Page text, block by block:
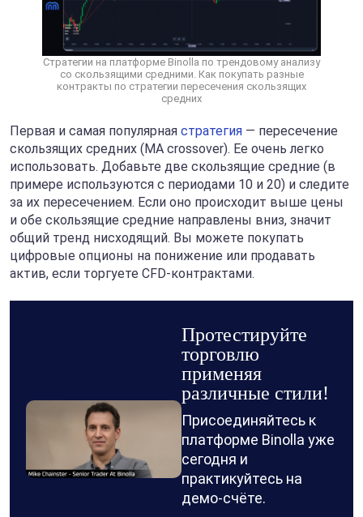
Стратегии на платформе Binolla по трендовому анализу
со скользящими средними. Как покупать разные
контракты по стратегии пересечения скользящих
средних
Первая и самая популярная стратегия — пересечение
скользящих средних (MA crossover). Ее очень легко
использовать. Добавьте две скользящие средние (в
примере используются с периодами 10 и 20) и следите
за их пересечением. Если оно происходит выше цены
и обе скользящие средние направлены вниз, значит
общий тренд нисходящий. Вы можете покупать
цифровые опционы на понижение или продавать
актив, если торгуете CFD-контрактами.
Протестируйте
торговлю
применяя
различные стили!
Присоединяйтесь к
платформе Binolla уже
сегодня и
практикуйтесь на
демо-счёте.